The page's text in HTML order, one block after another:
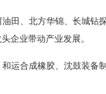
、北方华锦、长城钻探
企业带动产业发展。
合成橡胶、沈鼓装备制